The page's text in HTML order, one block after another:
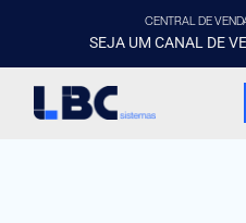
CENTRAL DE
SEJA UM CANAL DE